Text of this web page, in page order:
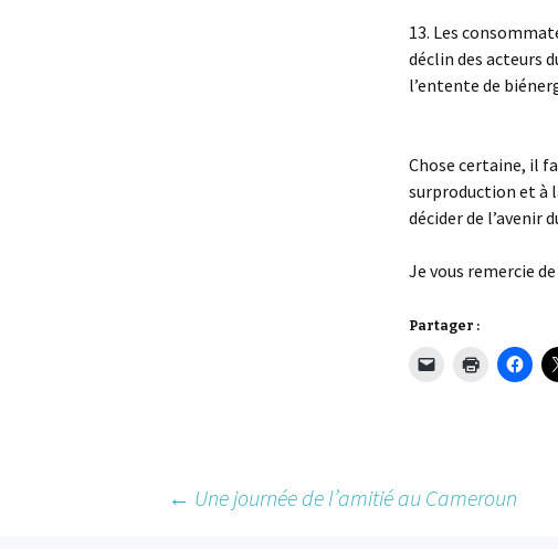
13. Les
déclin des acteurs
l’entente de
Chose certaine, il
surproduction et à
décider de l’avenir
Je vous remercie
Partager :
← Une journée de l’amitié au Cameroun